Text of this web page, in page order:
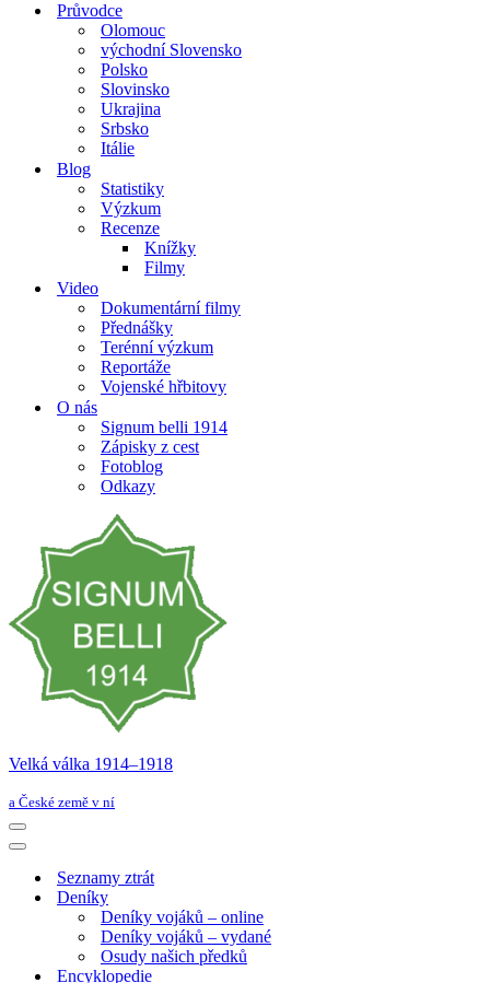
Průvodce
Olomouc
východní Slovensko
Polsko
Slovinsko
Ukrajina
Srbsko
Itálie
Blog
Statistiky
Výzkum
Recenze
Knížky
Filmy
Video
Dokumentární filmy
Přednášky
Terénní výzkum
Reportáže
Vojenské hřbitovy
O nás
Signum belli 1914
Zápisky z cest
Fotoblog
Odkazy
Velká válka 1914–⁠⁠⁠⁠⁠⁠1918
a České země v ní
Navigační
menu
Navigační
Seznamy ztrát
Deníky
Deníky vojáků – online
Deníky vojáků – vydané
Osudy našich předků
Encyklopedie